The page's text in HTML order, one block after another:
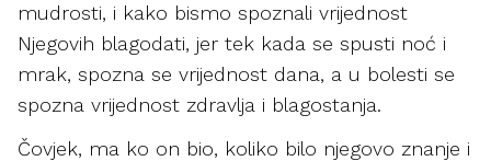
mudrosti, i kako bismo spoznali vrijednost
Njegovih blagodati, jer tek kada se spusti noć i
mrak, spozna se vrijednost dana, a u bolesti se
spozna vrijednost zdravlja i blagostanja.
Čovjek, ma ko on bio, koliko bilo njegovo znanje i